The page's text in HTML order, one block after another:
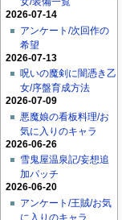
2026-07-14
アンケート/次回作の
希望
2026-07-13
呪いの魔剣に闇憑き乙
女/序盤育成方法
2026-07-09
悪魔娘の看板料理/お
気に入りのキャラ
2026-06-26
雪鬼屋温泉記/妄想追
加パッチ
2026-06-20
アンケート/王賊/お気
に入りのキャラ